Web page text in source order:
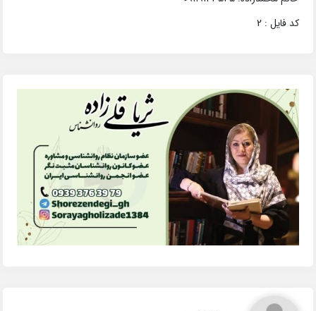
کد فایل : 2